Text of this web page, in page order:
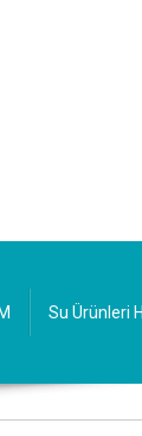
Su Ürünleri